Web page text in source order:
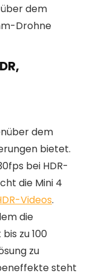
dem
Drohne
dem
bietet.
bei HDR-
die Mini 4
Videos.
die
zu 100
zu
steht